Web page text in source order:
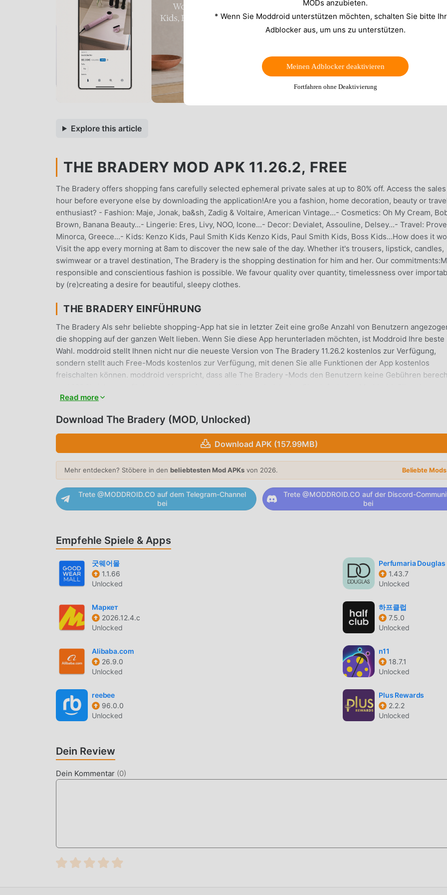
Explore this article
THE BRADERY MOD APK 11.26.2, FREE
The Bradery offers shopping fans carefully selected ephemeral private sales at up to 80% off. Access the sales
hour before everyone else by downloading the application!Are you a fashion, home decoration, beauty or
enthusiast? - Fashion: Maje, Jonak, ba&sh, Zadig & Voltaire, American Vintage...- Cosmetics: Oh My Cream,
Brown, Banana Beauty...- Lingerie: Eres, Livy, NOO, Icone...- Decor: Devialet, Assouline, Delsey...- Travel:
Minorca, Greece...- Kids: Kenzo Kids, Paul Smith Kids Kenzo Kids, Paul Smith Kids, Boss Kids...How does it
Visit the app every morning at 8am to discover the new sale of the day. Whether it's trousers, lipstick, candles,
swimwear or a travel destination, The Bradery is the shopping destination for him and her. Our
responsible and conscientious fashion is possible. We favour quality over quantity, timelessness over
by (re)creating a desire for beautiful, sleepy clothes.
THE BRADERY EINFÜHRUNG
The Bradery Als sehr beliebte shopping-App hat sie in letzter Zeit eine große Anzahl von Benutzern
die shopping auf der ganzen Welt lieben. Wenn Sie diese App herunterladen möchten, ist Moddroid Ihre beste
Wahl. moddroid stellt Ihnen nicht nur die neueste Version von The Bradery 11.26.2 kostenlos zur Verfügung,
sondern stellt auch Free-Mods kostenlos zur Verfügung, mit denen Sie alle Funktionen der App kostenlos
freischalten können. moddroid verspricht, dass alle The Bradery -Mods den Benutzern keine Gebühren
Sie können The Bradery 11.26.2 mit einem Klick herunterladen und installieren. Worauf warten Sie noch, laden
PRAKTISCHE FUNKTIONEN
The Bradery Als beliebte shopping-Anwendung haben ihre leistungsstarken Funktionen eine große Anzahl
Benutzern angezogen. Im Vergleich zu herkömmlichen shopping-Anwendungen bietet The Bradery ein
reichhaltigeres Erlebnis und leistungsfähigere Funktionen. Sie müssen nur The Bradery 11.26.2 herunterladen
installieren, Sie können alle Funktionen ganz einfach erleben und es ist völlig kostenlos! Darüber hinaus
unterstützt moddroid auch die Anwendung shopping für Fans, um Erfahrungen auszutauschen, die Freude zu
teilen, die sie in der Anwendung finden, worauf warten Sie noch, kommen Sie und laden Sie sie jetzt herunter
EINZIGARTIGER MOD
moddroid stellt nicht nur originale The Bradery 11.26.2 völlig kostenlos zur Verfügung, sondern hängt auch die
Mod-Version an, die Ihnen Free-Funktionen kostenlos zur Verfügung stellt, Sie können die höchste Stufe von
Bradery 11.26.2 mit der umfassendsten Funktionalität. Darüber hinaus wurden alle Mods manuell von moddroid
authentifiziert, es ist 100% kostenlos und verfügbar. Jetzt müssen Sie nur noch moddroid auf den Client
herunterladen, Sie können die Mod-Version Free The Bradery 11.26.2 mit einem Klick herunterladen und
installieren und dann den Komfort von The Bradery!
Klicken Sie einfach auf die Download-Schaltfläche, um die Moddroid-APP zu installieren. Sie können die
kostenlose Mod-Version The Bradery 11.26.2 im Moddroid-Installationspaket direkt mit einem Klick
herunter!
Read more
Download The Bradery (MOD, Unlocked)
Download APK (157.99MB)
Mehr entdecken? Stöbere in den beliebtesten Mod APKs von 2026. Beliebte
Trete @MODDROID.CO auf dem Telegram-Channel
bei
Trete @MODDROID.CO auf der Discord-
bei
Empfehle Spiele & Apps
굿웨어몰
1.1.66
Unlocked
Perfumaria Douglas
1.43.7
Unlocked
Маркет
2026.12.4.c
Unlocked
하프클럽
7.5.0
Unlocked
Alibaba.com
26.9.0
Unlocked
n11
18.7.1
Unlocked
reebee
96.0.0
Unlocked
Plus Rewards
2.2.2
Unlocked
Dein Review
Dein Kommentar (0)
MODs anzubieten.
* Wenn Sie Moddroid unterstützen möchten, schalten Sie bitte
Adblocker aus, um uns zu unterstützen.
Meinen Adblocker deaktivieren
Fortfahren ohne Deaktivierung